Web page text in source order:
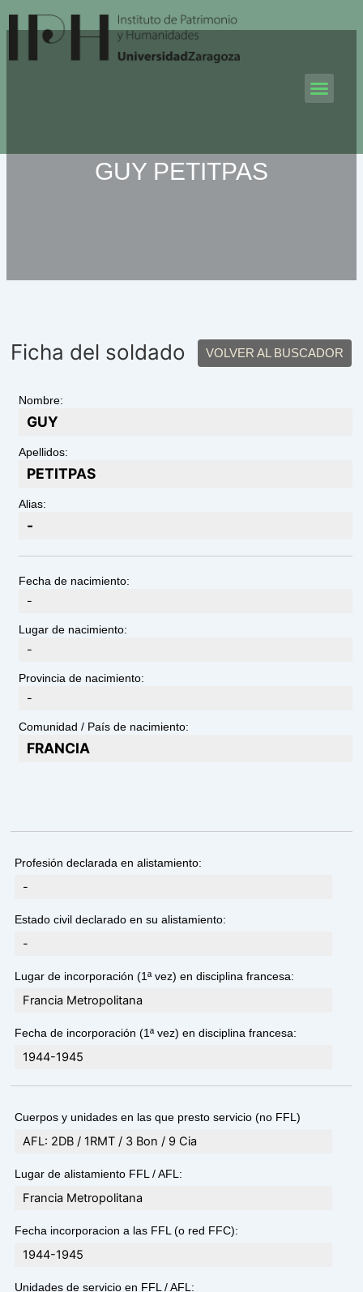
al
contenido
GUY PETITPAS
Ficha del soldado VOLVER AL BUSCADOR
Nombre:
GUY
Apellidos:
PETITPAS
Alias:
-
Fecha de nacimiento:
-
Lugar de nacimiento:
-
Provincia de nacimiento:
-
Comunidad / País de nacimiento:
FRANCIA
Profesión declarada en alistamiento:
-
Estado civil declarado en su alistamiento:
-
Lugar de incorporación (1ª vez) en disciplina francesa:
Francia Metropolitana
Fecha de incorporación (1ª vez) en disciplina francesa:
1944-1945
Cuerpos y unidades en las que presto servicio (no FFL)
AFL: 2DB / 1RMT / 3 Bon / 9 Cia
Lugar de alistamiento FFL / AFL:
Francia Metropolitana
Fecha incorporacion a las FFL (o red FFC):
1944-1945
Unidades de servicio en FFL / AFL: